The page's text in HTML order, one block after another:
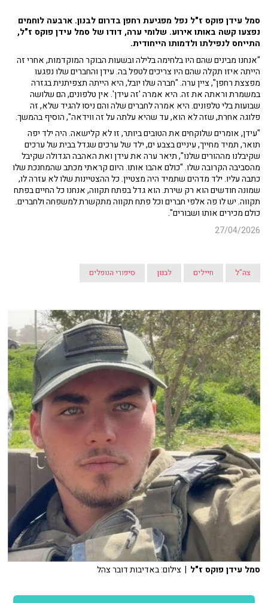
סמל עידן פוקס ז"ל נפל מפגיעת רחפן בדרום לבנון. ארבעה לוחמים
נפצעו קשה באותו אירוע. שלומי ערה, דודו של סמל עידן פוקס ז"ל,
התייחס לנפילתו ולדמותו הייחודית.
"אנחנו מבינים שהם היו בלחימה בלילה ובשעות הבוקר המוקדמות, אחרי זה
הייתה איזו תקלה שהם היו צריכים לטפל בה. עידן והחברים שלו נפגעו
מפצצת רחפן", ציין ערה. "חברה שלו יובל, היא הייתה תצפיתנית בגזרה
במשמרת וראתה את זה. היא אמרה 'זה עידן'. אין טלפונים, הם שלושה
שבועות בלי טלפונים. היא אמרה לחברים שלה והם ניסו להגיד שלא, זה
פלוגה אחרת, שזה לא הוא, עד שהיא עלתה על זה ווידאה", הוסיף בהמשך.
"עידן, אומרים שלוקחים את הטובים ביותר, זו לא קלישאה. היה ילד יפה
תואר, תמיד מחייך, עיניים בצבע ים, ילד של ערכים שגדל בבית של ערכים
שקיבלנו מההורים שלנו", תיאר ערה את עידן ואת האהבה הגדולה שקיבל
מהסביבה הקרובה שלו. "כולם אהבו אותו. היום קראתי מכתב שהמחנכת שלו
כתבה עליו. ילד מדהים שתמיד היה מצטיין. כל ההצטיינות שלו לא עזרה לו,
שמונה חודשים הוא רק שירת. הוא גדל בפתח תקווה, אנחנו כל החיים בפתח
תקווה. יש לו פה אלפי חברים וכל פתח תקווה מתקשרת למשפחה ולחברים.
כולם מכירים אותו ושבורים".
27/04/2026
צה"ל חיילים לבנון סיפורי הנופלים
סמל עידן פוקס ז"ל | צילום: באדיבות דובר צהל